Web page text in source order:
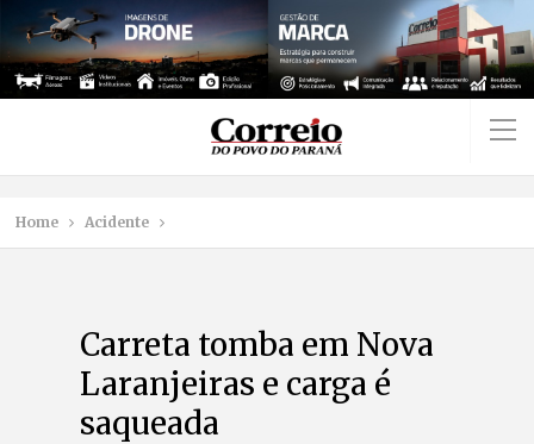
Home Acidente
Carreta tomba em Nova
Laranjeiras e carga é
saqueada